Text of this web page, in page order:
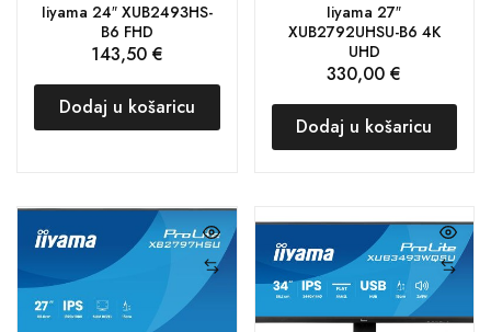
Iiyama 24″ XUB2493HS-
B6 FHD
143,50 €
Dodaj u košaricu
Iiyama 27″
XUB2792UHSU-B6 4K
UHD
330,00€
Dodaj u košaricu